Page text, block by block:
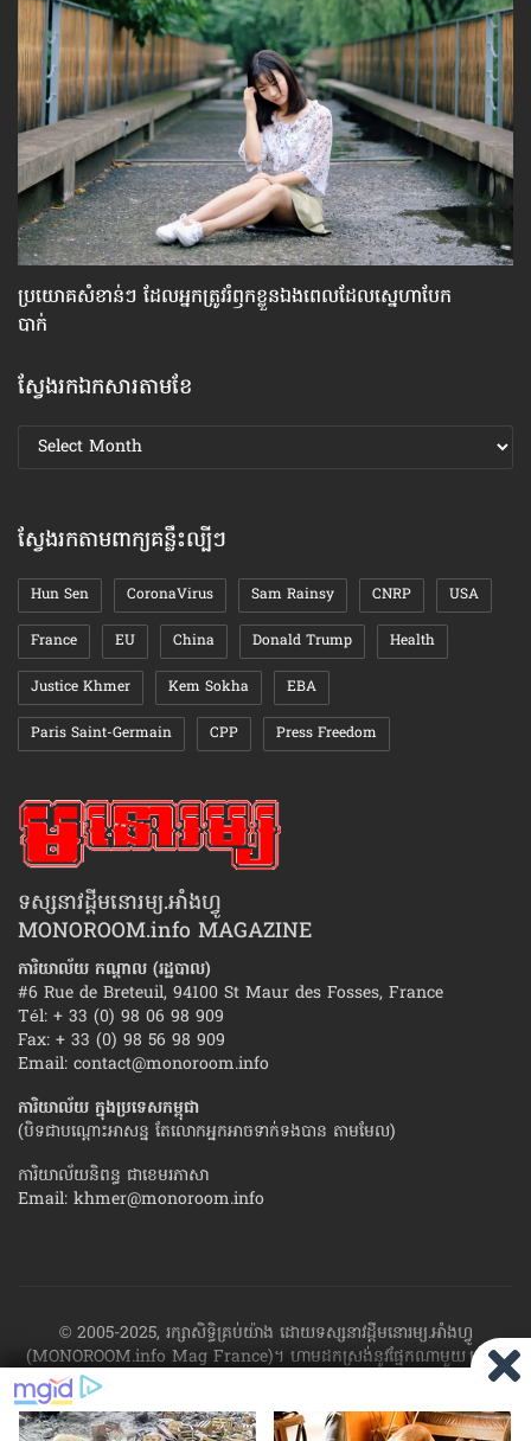
ប្រយោគ​សំខាន់ៗ ដែល​អ្នក​ត្រូវ​រំឭក​ខ្លួនឯង​ពេល​ដែល​ស្នេហា​បែក
បាក់
ស្វែងរកឯកសារតាមខែ
ស្វែងរក
ឯកសារ
ស្វែងរកតាមពាក្យគន្លឹះល្បីៗ
Hun Sen CoronaVirus Sam Rainsy CNRP USA
France EU China Donald Trump Health
Justice Khmer Kem Sokha EBA
Paris Saint-Germain CPP Press Freedom
ទស្សនាវដ្ដីមនោរម្យ.អាំងហ្វូ
MONOROOM.info MAGAZINE
ការិយាល័យ កណ្ដាល (រដ្ឋបាល)
#6 Rue de Breteuil, 94100 St Maur des Fosses, France
Tél: + 33 (0) 98 06 98 909
Fax: + 33 (0) 98 56 98 909
Email: contact@monoroom.info
ការិយាល័យ ក្នុង​ប្រទេស​កម្ពុជា
(បិទជាបណ្ដោះអាសន្ន តែលោកអ្នកអាចទាក់ទងបាន តាមមែល)
ការិយាល័យនិពន្ធ ជាខេមរភាសា
Email: khmer@monoroom.info
© 2005-2025, រក្សាសិទ្ធិគ្រប់យ៉ាង ដោយទស្សនាវដ្ដី​មនោរម្យ.អាំងហ្វូ
(MONOROOM.info Mag France)។ ហាម​ដក​ស្រង់​នូវ​ផ្នែក​ណា​មួយ​ ឬ​ផ្នែក​
ទាំង​អស់ ​នៃ​ការ​ផ្សាយ​របស់​ទស្សនាវដ្ដី​​មនោរម្យ.អាំងហ្វូ យក​ទៅ​​បោះពុម្ព នៅ
លើក្រដាស ឬតាម​ប្រព័ន្ធ​អេឡិច​ត្រូនិច - ផ្សាយ​តាម​រលក​ធាតុអាកាស ឬតាមប្រព័ន្ធ
អេឡិចត្រូនិច - សរសេរ​ឡើង​វិញ ឬ​ចែក​ចាយ​ តាមវិធីណាក៏ដោយ ដោយ​គ្មាន​ការ​